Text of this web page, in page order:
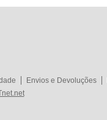
Envios e Devoluções